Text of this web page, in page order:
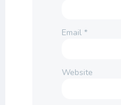
Email *
Website